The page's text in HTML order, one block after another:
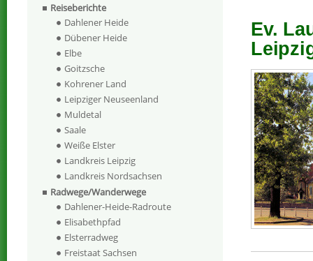
Ev.
Reiseberichte
Dahlener Heide
Dübener Heide
Elbe
Goitzsche
Kohrener Land
Leipziger Neuseenland
Muldetal
Saale
Weiße Elster
Landkreis Leipzig
Landkreis Nordsachsen
Radwege/Wanderwege
Dahlener-Heide-Radroute
Elisabethpfad
Elsterradweg
Freistaat Sachsen